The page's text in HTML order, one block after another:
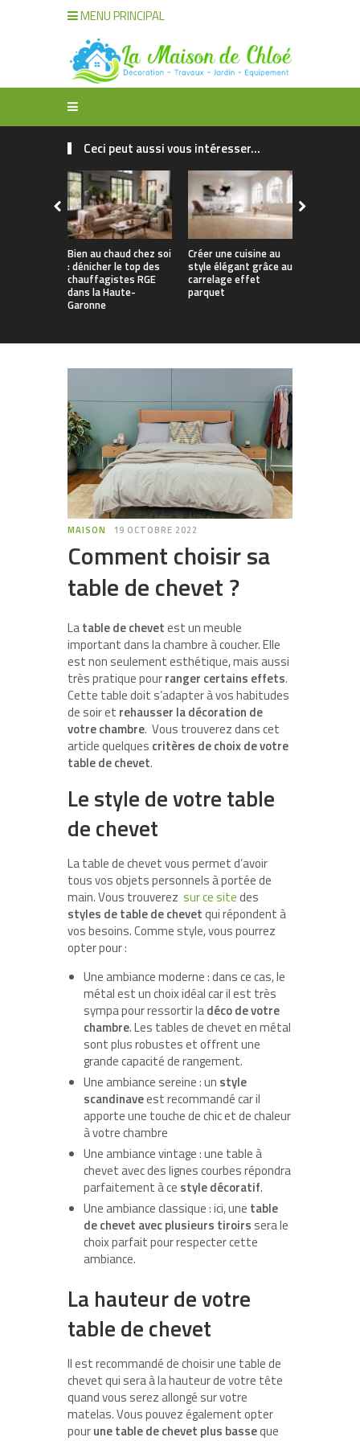
MENU PRINCIPAL
Ceci peut aussi vous intéresser...
Bien au chaud chez soi
: dénicher le top des
chauffagistes RGE
dans la Haute-
Garonne
Créer une cuisine au
style élégant grâce au
carrelage effet
parquet
MAISON 19 OCTOBRE 2022
Comment choisir sa
table de chevet ?
Latable de chevetest un meuble
important dans la chambre à coucher. Elle
est non seulement esthétique, mais aussi
très pratique pourranger certains effets.
Cette table doit s’adapter à vos habitudes
de soir et rehausser la décoration de
votre chambre. Vous trouverez dans cet
article quelques critères de choix de votre
table de chevet.
Le style de votre table
de chevet
La table de chevet vous permet d’avoir
tous vos objets personnels à portée de
main. Vous trouverez sur ce sitedes
styles de table de chevetqui répondent à
vos besoins. Comme style, vous pourrez
opter pour :
Une ambiance moderne : dans ce cas, le
métal est un choix idéal car il est très
sympa pour ressortir ladéco de votre
chambre. Les tables de chevet en métal
sont plus robustes et offrent une
grande capacité de rangement.
Une ambiance sereine : un style
scandinaveest recommandé car il
apporte une touche de chic et de chaleur
à votre chambre
Une ambiance vintage : une table à
chevet avec des lignes courbes répondra
parfaitement à ce style décoratif.
Une ambiance classique : ici, une table
de chevet avec plusieurs tiroirs sera le
choix parfait pour respecter cette
ambiance.
La hauteur de votre
table de chevet
Il est recommandé de choisir une table de
chevet qui sera à la hauteur de votre tête
quand vous serez allongé sur votre
matelas. Vous pouvez également opter
pourune table de chevet plus basseque